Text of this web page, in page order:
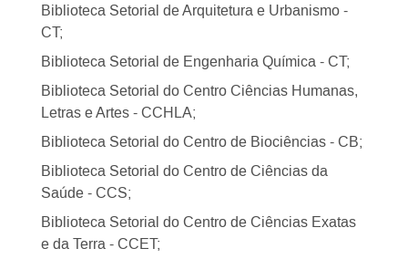
Biblioteca Setorial de Arquitetura e Urbanismo -
CT;
Biblioteca Setorial de Engenharia Química - CT;
Biblioteca Setorial do Centro Ciências Humanas,
Letras e Artes - CCHLA;
Biblioteca Setorial do Centro de Biociências - CB;
Biblioteca Setorial do Centro de Ciências da
Saúde - CCS;
Biblioteca Setorial do Centro de Ciências Exatas
e da Terra - CCET;